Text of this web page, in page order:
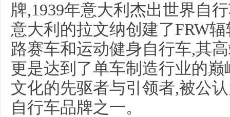
牌,1939年意大利杰出世界自
意大利的拉文纳创建了FRW
路赛车和运动健身自行车,其
更是达到了单车制造行业的
文化的先驱者与引领者,被公
自行车品牌之一。